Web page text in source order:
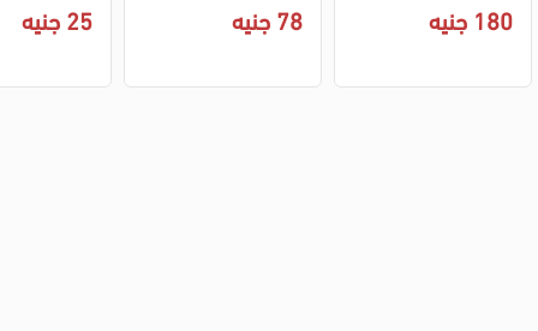
180 جنيه 78 جنيه
ئحة اللافندر
25 جنيه